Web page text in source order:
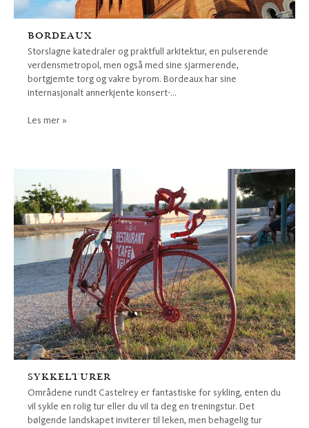
BORDEAUX
Storslagne katedraler og praktfull arkitektur, en pulserende
verdensmetropol, men også med sine sjarmerende,
bortgjemte torg og vakre byrom. Bordeaux har sine
internasjonalt annerkjente konsert-...
Les mer »
SYKKELTURER
Områdene rundt Castelrey er fantastiske for sykling, enten du
vil sykle en rolig tur eller du vil ta deg en treningstur. Det
bølgende landskapet inviterer til leken, men behagelig tur